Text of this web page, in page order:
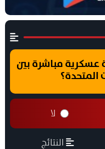
عسكرية مباشرة بين
المتحدة؟
لا
النتائج